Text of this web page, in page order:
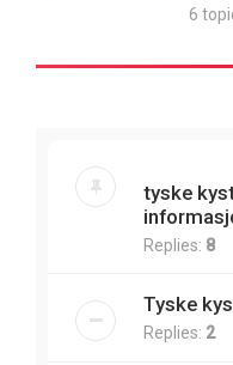
6
tyske
Replies: 8
Tyske
Replies: 2